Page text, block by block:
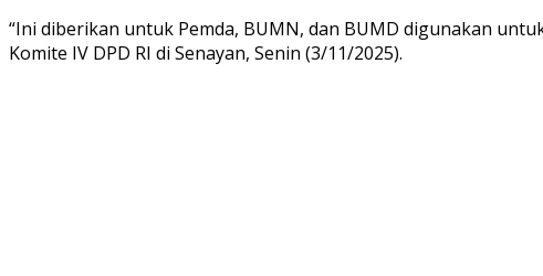
“Ini diberikan untuk Pemda, BUMN, dan BUMD digunakan
Komite IV DPD RI di Senayan, Senin (3/11/2025).